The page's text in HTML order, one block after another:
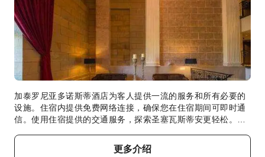
加泰罗尼亚多诺斯蒂酒店为客人提供一流的服务和所有必要的
设施。住宿内提供免费网络连接，确保您在住宿期间可即时通
信。使用住宿提供的交通服务，探索圣塞瓦斯蒂安更轻松。住
住客人或在您有需要时，可确保您喜爱的旅行衣服干净可穿。
在悠闲的白天和晚上，客房送餐服务等房内设施可让您充分享
更多介绍